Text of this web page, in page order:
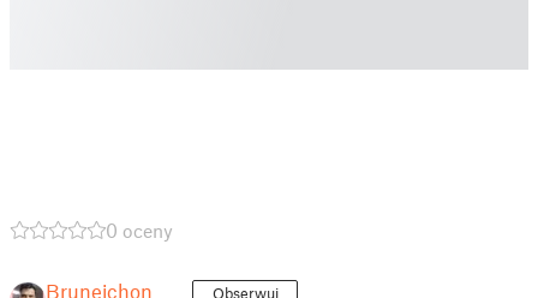
0 oceny
Bruneichon Obserwuj